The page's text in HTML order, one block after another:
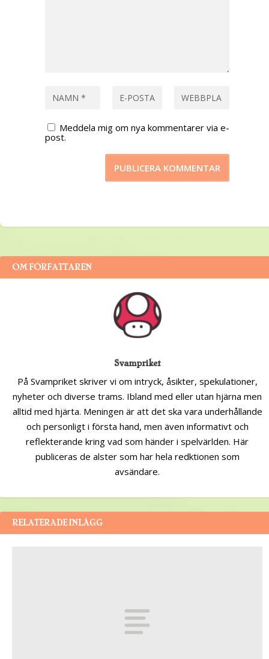
Meddela mig om nya kommentarer via e-
post.
OM FÖRFATTAREN
Svampriket
På Svampriket skriver vi om intryck, åsikter, spekulationer,
nyheter och diverse trams. Ibland med eller utan hjärna men
alltid med hjärta. Meningen är att det ska vara underhållande
och personligt i första hand, men även informativt och
reflekterande kring vad som händer i spelvärlden. Här
publiceras de alster som har hela redktionen som
avsändare.
RELATERADE INLÄGG